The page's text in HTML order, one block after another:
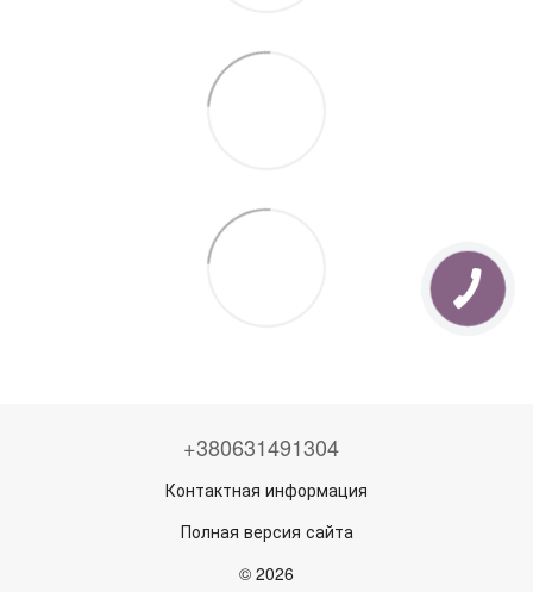
+380631491304
Контактная информация
Полная версия сайта
© 2026